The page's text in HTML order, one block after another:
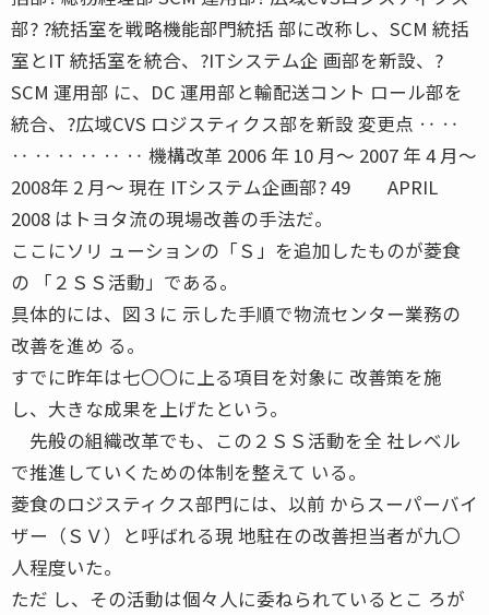
部? ?統括室を戦略機能部門統括 部に改称し、SCM 統括
室とIT 統括室を統合、?ITシステム企 画部を新設、?
SCM 運用部 に、DC 運用部と輸配送コント ロール部を
統合、?広域CVS ロジスティクス部を新設 変更点 ‥ ‥
‥ ‥ ‥ ‥ ‥ ‥ 機構改革 2006 年 10 月〜 2007 年 4 月〜
2008年 2 月〜 現在 ITシステム企画部? 49 APRIL
2008 はトヨタ流の現場改善の手法だ。
ここにソリ ューションの「Ｓ」を追加したものが菱食
の 「２ＳＳ活動」である。
具体的には、図３に 示した手順で物流センター業務の
改善を進め る。
すでに昨年は七〇〇に上る項目を対象に 改善策を施
し、大きな成果を上げたという。
先般の組織改革でも、この２ＳＳ活動を全 社レベル
で推進していくための体制を整えて いる。
菱食のロジスティクス部門には、以前 からスーパーバイ
ザー（ＳＶ）と呼ばれる現 地駐在の改善担当者が九〇
人程度いた。
ただ し、その活動は個々人に委ねられているとこ ろが